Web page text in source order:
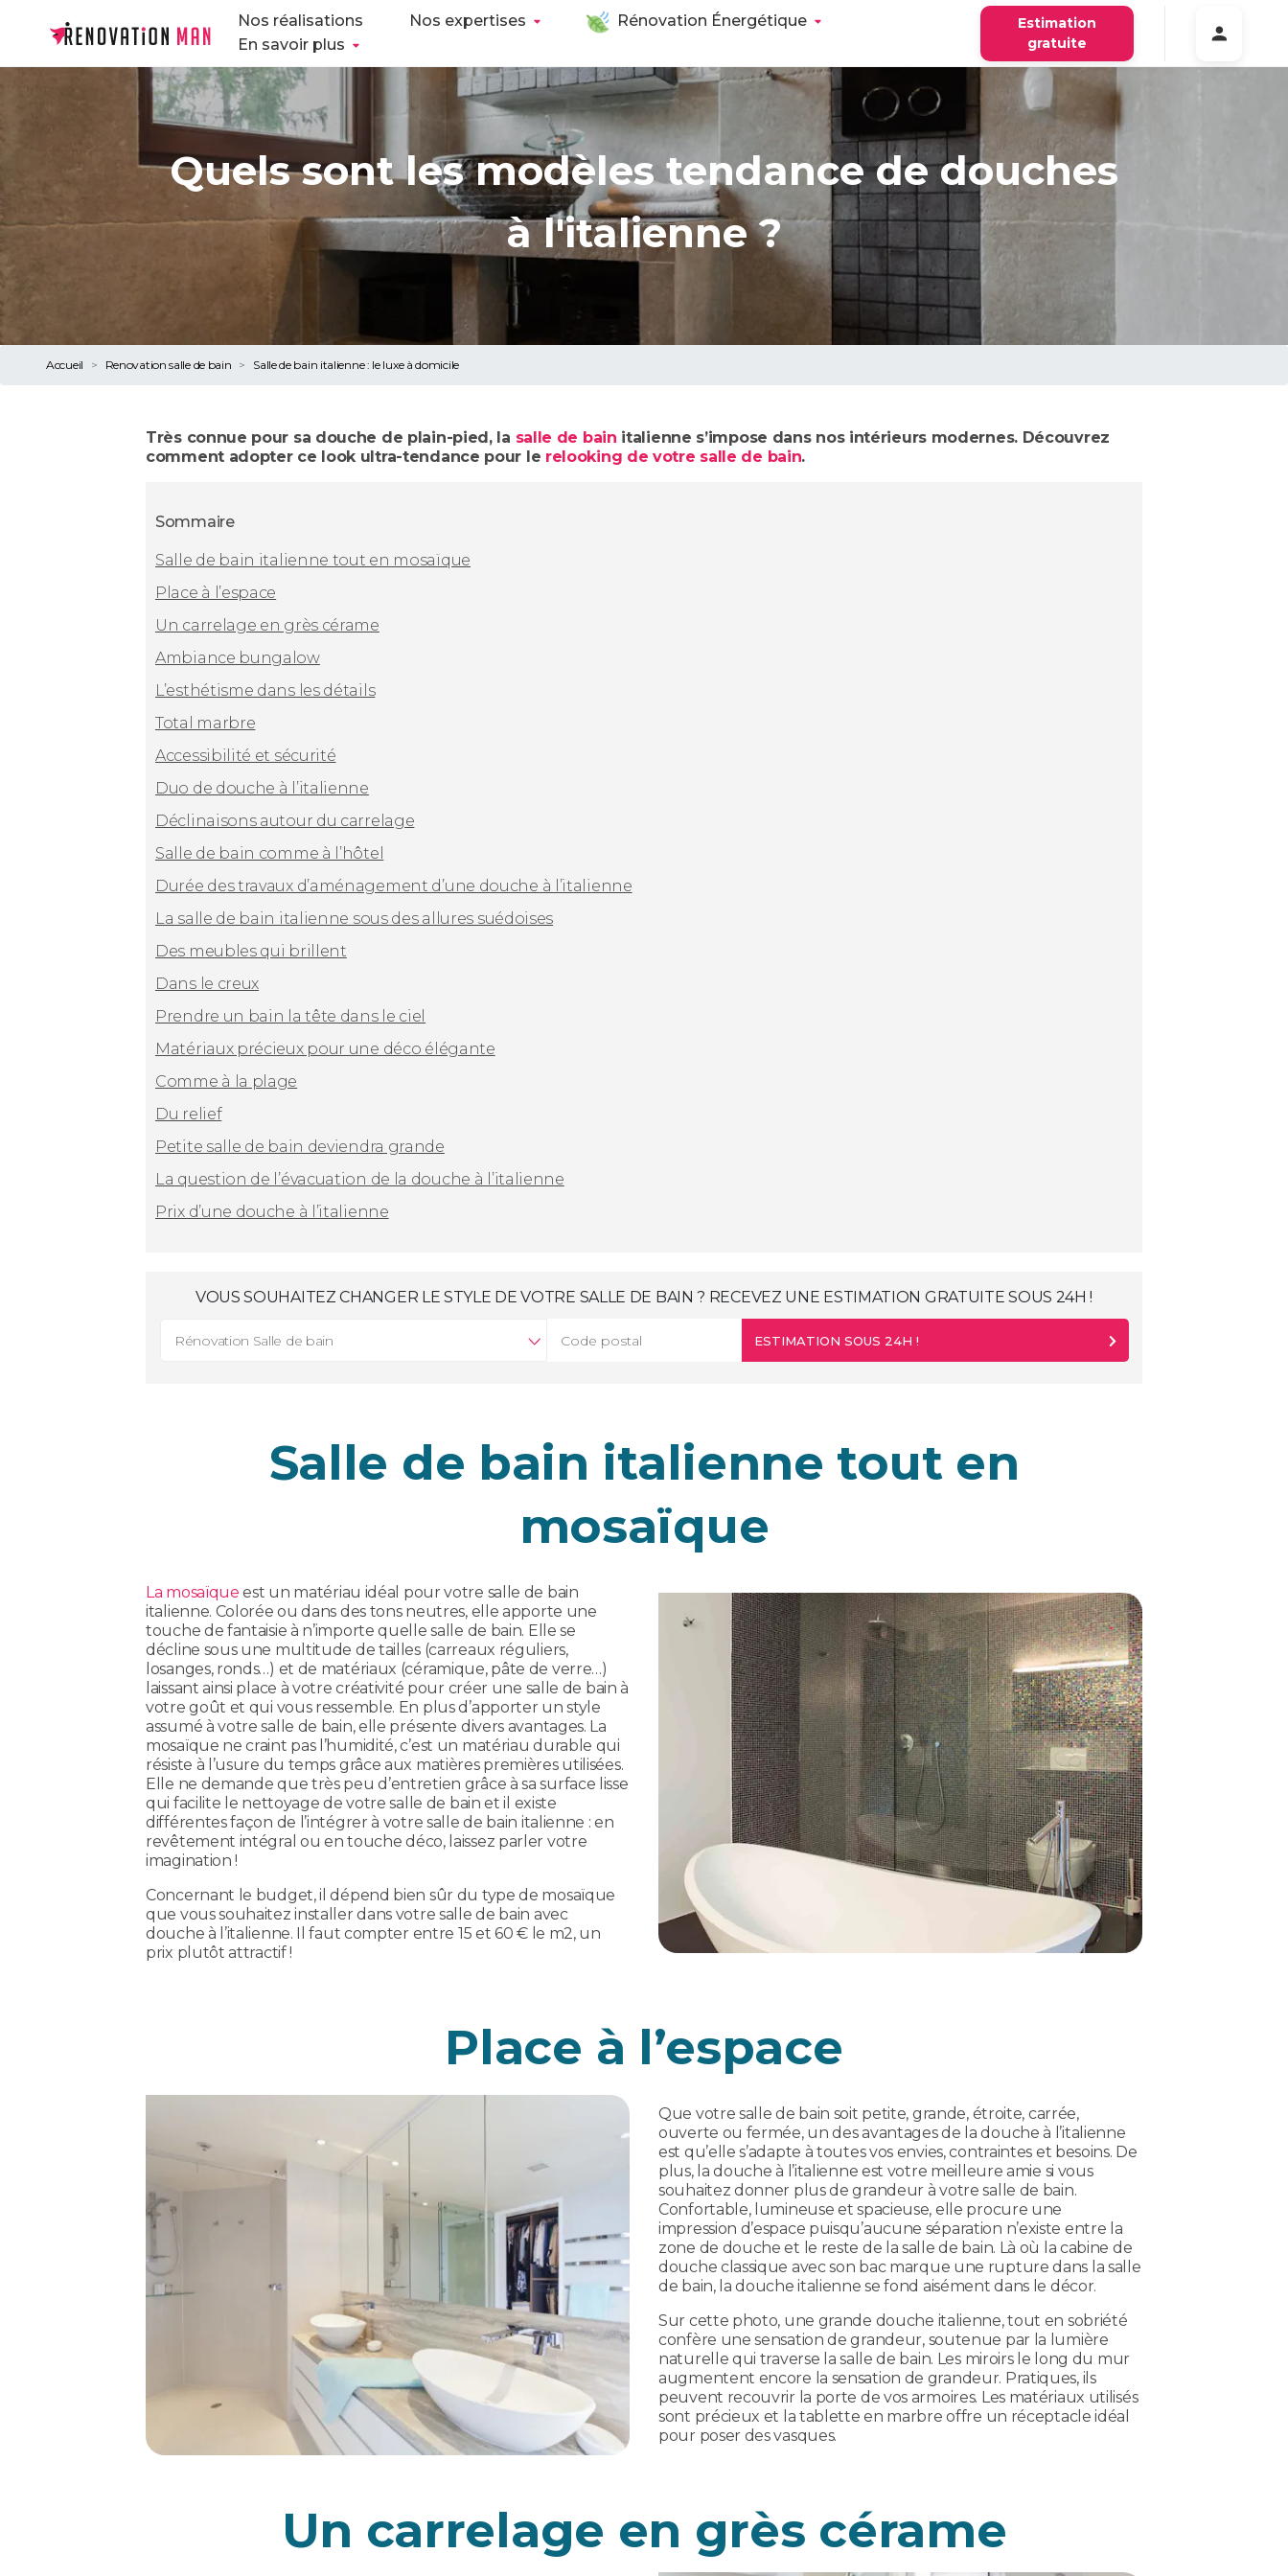
Nos réalisations Nos expertises
Rénovation Énergétique
En savoir plus
Estimation
gratuite
Quels sont les modèles tendance de douches
à l'italienne ?
Accueil Renovation salle de bain Salle de bain italienne : le luxe à domicile
Très connue pour sa douche de plain-pied, la salle de bain italienne s’impose dans nos intérieurs modernes. Découvrez
comment adopter ce look ultra-tendance pour le relooking de votre salle de bain.
Sommaire
Salle de bain italienne tout en mosaïque
Place à l’espace
Un carrelage en grès cérame
Ambiance bungalow
L’esthétisme dans les détails
Total marbre
Accessibilité et sécurité
Duo de douche à l’italienne
Déclinaisons autour du carrelage
Salle de bain comme à l’hôtel
Durée des travaux d’aménagement d’une douche à l’italienne
La salle de bain italienne sous des allures suédoises
Des meubles qui brillent
Dans le creux
Prendre un bain la tête dans le ciel
Matériaux précieux pour une déco élégante
Comme à la plage
Du relief
Petite salle de bain deviendra grande
La question de l’évacuation de la douche à l’italienne
Prix d’une douche à l’italienne
VOUS SOUHAITEZ CHANGER LE STYLE DE VOTRE SALLE DE BAIN ? RECEVEZ UNE ESTIMATION GRATUITE SOUS 24H !
Rénovation Salle de bain ESTIMATION SOUS 24H !
Salle de bain italienne tout en
mosaïque
La mosaïque est un matériau idéal pour votre salle de bain
italienne. Colorée ou dans des tons neutres, elle apporte une
touche de fantaisie à n’importe quelle salle de bain. Elle se
décline sous une multitude de tailles (carreaux réguliers,
losanges, ronds…) et de matériaux (céramique, pâte de verre…)
laissant ainsi place à votre créativité pour créer une salle de bain à
votre goût et qui vous ressemble. En plus d’apporter un style
assumé à votre salle de bain, elle présente divers avantages. La
mosaïque ne craint pas l’humidité, c’est un matériau durable qui
résiste à l’usure du temps grâce aux matières premières utilisées.
Elle ne demande que très peu d’entretien grâce à sa surface lisse
qui facilite le nettoyage de votre salle de bain et il existe
différentes façon de l’intégrer à votre salle de bain italienne : en
revêtement intégral ou en touche déco, laissez parler votre
imagination !
Concernant le budget, il dépend bien sûr du type de mosaïque
que vous souhaitez installer dans votre salle de bain avec
douche à l’italienne. Il faut compter entre 15 et 60 € le m2, un
prix plutôt attractif !
Place à l’espace
Que votre salle de bain soit petite, grande, étroite, carrée,
ouverte ou fermée, un des avantages de la douche à l’italienne
est qu’elle s’adapte à toutes vos envies, contraintes et besoins. De
plus, la douche à l’italienne est votre meilleure amie si vous
souhaitez donner plus de grandeur à votre salle de bain.
Confortable, lumineuse et spacieuse, elle procure une
impression d’espace puisqu’aucune séparation n’existe entre la
zone de douche et le reste de la salle de bain. Là où la cabine de
douche classique avec son bac marque une rupture dans la salle
de bain, la douche italienne se fond aisément dans le décor.
Sur cette photo, une grande douche italienne, tout en sobriété
confère une sensation de grandeur, soutenue par la lumière
naturelle qui traverse la salle de bain. Les miroirs le long du mur
augmentent encore la sensation de grandeur. Pratiques, ils
peuvent recouvrir la porte de vos armoires. Les matériaux utilisés
sont précieux et la tablette en marbre offre un réceptacle idéal
pour poser des vasques.
Un carrelage en grès cérame